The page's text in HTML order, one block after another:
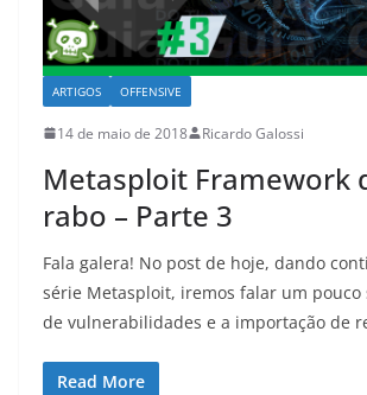
ARTIGOS OFFENSIVE
14 de maio de 2018 Ricardo Galossi
Metasploit Framework
rabo – Parte 3
Fala galera! No post de hoje, dando
série Metasploit, iremos falar um pouco
de vulnerabilidades e a importação de
Read More